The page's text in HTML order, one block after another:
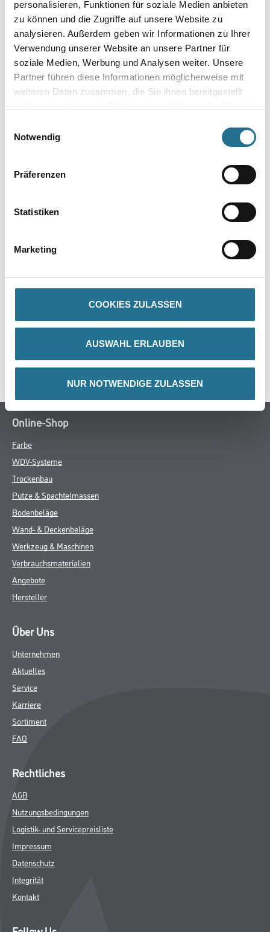
personalisieren, Funktionen für soziale Medien anbieten
zu können und die Zugriffe auf unsere Website zu
analysieren. Außerdem geben wir Informationen zu Ihrer
Verwendung unserer Website an unsere Partner für
soziale Medien, Werbung und Analysen weiter. Unsere
Partner führen diese Informationen möglicherweise mit
weiteren Daten zusammen, die Sie ihnen bereitgestellt
Notwendig
Präferenzen
Statistiken
Marketing
COOKIES ZULASSEN
AUSWAHL ERLAUBEN
NUR NOTWENDIGE ZULASSEN
Körnung
GEFAHRENHINWEISE
SPEZIFIKATIONEN
Online-Shop
Farbe
WDV-Systeme
Trockenbau
Putze & Spachtelmassen
Bodenbeläge
Wand- & Deckenbeläge
Werkzeug & Maschinen
Verbrauchsmaterialien
Angebote
Hersteller
Über Uns
Unternehmen
Aktuelles
Service
Karriere
Sortiment
FAQ
Rechtliches
AGB
Nutzungsbedingungen
Logistik- und Servicepreisliste
Impressum
Datenschutz
Integrität
Kontakt